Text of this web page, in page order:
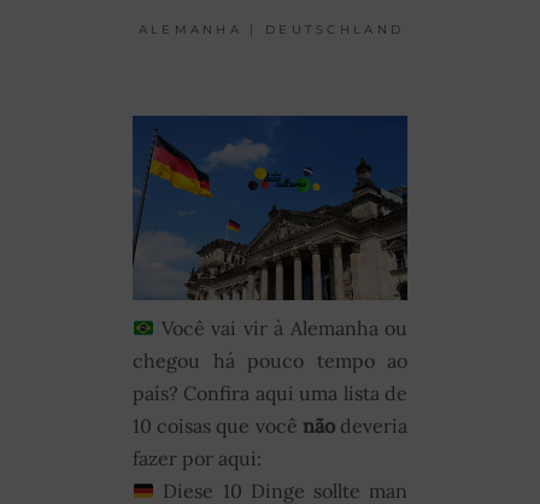
ALEMANHA | DEUTSCHLAND
Você vai vir à Alemanha ou
chegou há pouco tempo ao
país? Confira aqui uma lista de
10 coisas que você nãodeveria
fazer por aqui:
Diese 10 Dinge sollte man